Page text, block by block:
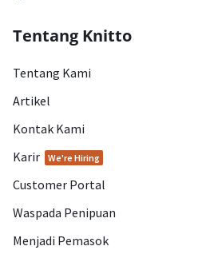
Tentang Knitto
Tentang Kami
Artikel
Kontak Kami
Karir
We're Hiring
Customer Portal
Waspada Penipuan
Menjadi Pemasok